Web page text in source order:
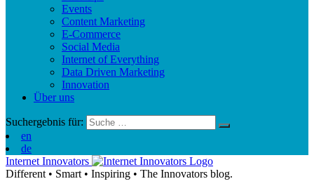
Events
Content Marketing
E-Commerce
Social Media
Internet of Everything
Data Driven Marketing
Innovation
Über uns
Suchergebnis für:
en
de
Internet Innovators
Different • Smart • Inspiring • The Innovators blog.